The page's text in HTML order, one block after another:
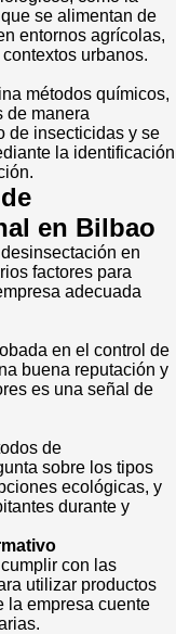
se alimentan de
entornos agrícolas,
urbanos.
métodos químicos,
de manera
de insecticidas y se
la identificación
en Bilbao
en
factores para
adecuada
en el control de
buena reputación y
es una señal de
de
sobre los tipos
ecológicas, y
durante y
con las
utilizar productos
la empresa cuente